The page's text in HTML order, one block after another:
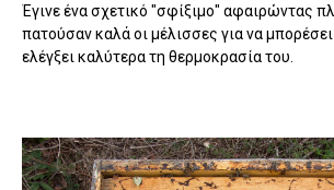
Έγινε ένα σχετικό "σφίξιμο" αφαιρώντας
πατούσαν καλά οι μέλισσες για να
ελέγξει καλύτερα τη θερμοκρασία του.